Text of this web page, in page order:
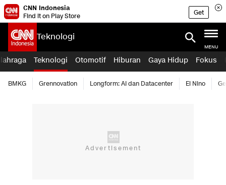
CNN Indonesia
Find it on Play Store
Get
Teknologi
MENU
Teknologi Otomotif Hiburan Gaya Hidup Fokus
BMKG Grennovation Longform: AI dan Datacenter El Nino